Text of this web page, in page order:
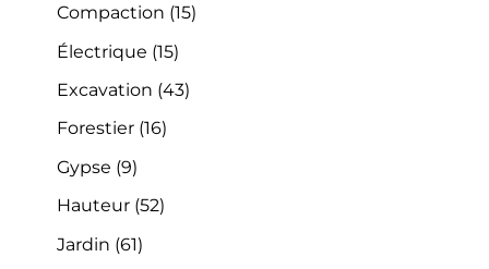
Compaction (15)
Électrique (15)
Excavation (43)
Forestier (16)
Gypse (9)
Hauteur (52)
Jardin (61)